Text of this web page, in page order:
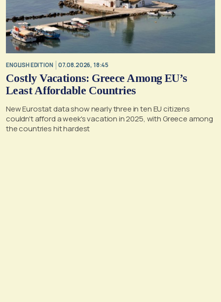
ENGLISH EDITION 07.08.2026, 18:45
Costly Vacations: Greece Among EU’s
Least Affordable Countries
New Eurostat data show nearly three in ten EU citizens
couldn't afford a week's vacation in 2025, with Greece among
the countries hit hardest